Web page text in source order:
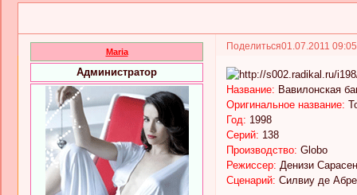
Поделиться01.07.2011
Maria
Администратор
Название: Вавилонская
Оригинальное название:
Год: 1998
Серий: 138
Производство: Globo
Режиссер: Денизи
Сценарий: Силвиу де